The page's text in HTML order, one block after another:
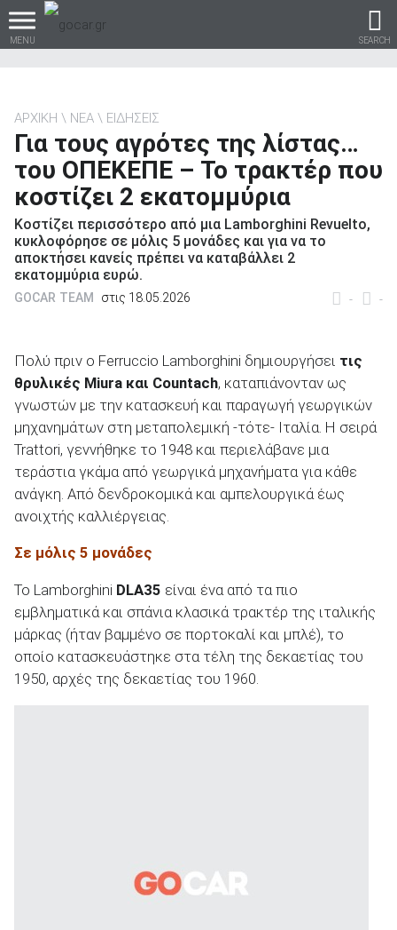
MENU SEARCH
Βρες τα πάντα για το
αυτοκίνητο!
βρες το!
Καινούρια
ΑΝΑΖΗΤΗΣΗ
Μεταχειρισμένα
ΑΝΑΖΗΤΗΣΗ
ΑΡΧΙΚΗ ΝΕΑ ΕΙΔΗΣΕΙΣ
Για τους αγρότες της λίστας…
του ΟΠΕΚΕΠΕ – Το τρακτέρ που
κοστίζει 2 εκατομμύρια
Κοστίζει περισσότερο από μια Lamborghini Revuelto,
κυκλοφόρησε σε μόλις 5 μονάδες και για να το
αποκτήσει κανείς πρέπει να καταβάλλει 2
εκατομμύρια ευρώ.
- -
GOCAR TEAM στις 18.05.2026
Πολύ πριν ο Ferruccio Lamborghini δημιουργήσει τις
θρυλικές Miura και Countach, καταπιάνονταν ως
γνωστών με την κατασκευή και παραγωγή γεωργικών
μηχανημάτων στη μεταπολεμική -τότε- Ιταλία. H σειρά
Trattori, γεννήθηκε το 1948 και περιελάβανε μια
τεράστια γκάμα από γεωργικά μηχανήματα για κάθε
ανάγκη. Από δενδροκομικά και αμπελουργικά έως
ανοιχτής καλλιέργειας.
Σε μόλις 5 μονάδες
Το Lamborghini DLA35 είναι ένα από τα πιο
εμβληματικά και σπάνια κλασικά τρακτέρ της ιταλικής
μάρκας (ήταν βαμμένο σε πορτοκαλί και μπλέ), το
οποίο κατασκευάστηκε στα τέλη της δεκαετίας του
1950, αρχές της δεκαετίας του 1960.